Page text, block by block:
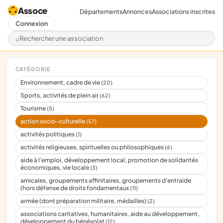
Assoce
Rechercher une association
DépartementsAnnoncesAssociations inscrites
Connexion
CATÉGORIE
Environnement, cadre de vie(20)
Sports, activités de plein air(62)
Tourisme(5)
action socio-culturelle(57)
activités politiques(1)
activités religieuses, spirituelles ou philosophiques(6)
aide à l'emploi, développement local, promotion de solidarités
économiques, vie locale(3)
amicales, groupements affinitaires, groupements d'entraide
(hors défense de droits fondamentaux(11)
armée (dont préparation militaire, médailles)(2)
associations caritatives, humanitaires, aide au développement,
développement du bénévolat(12)